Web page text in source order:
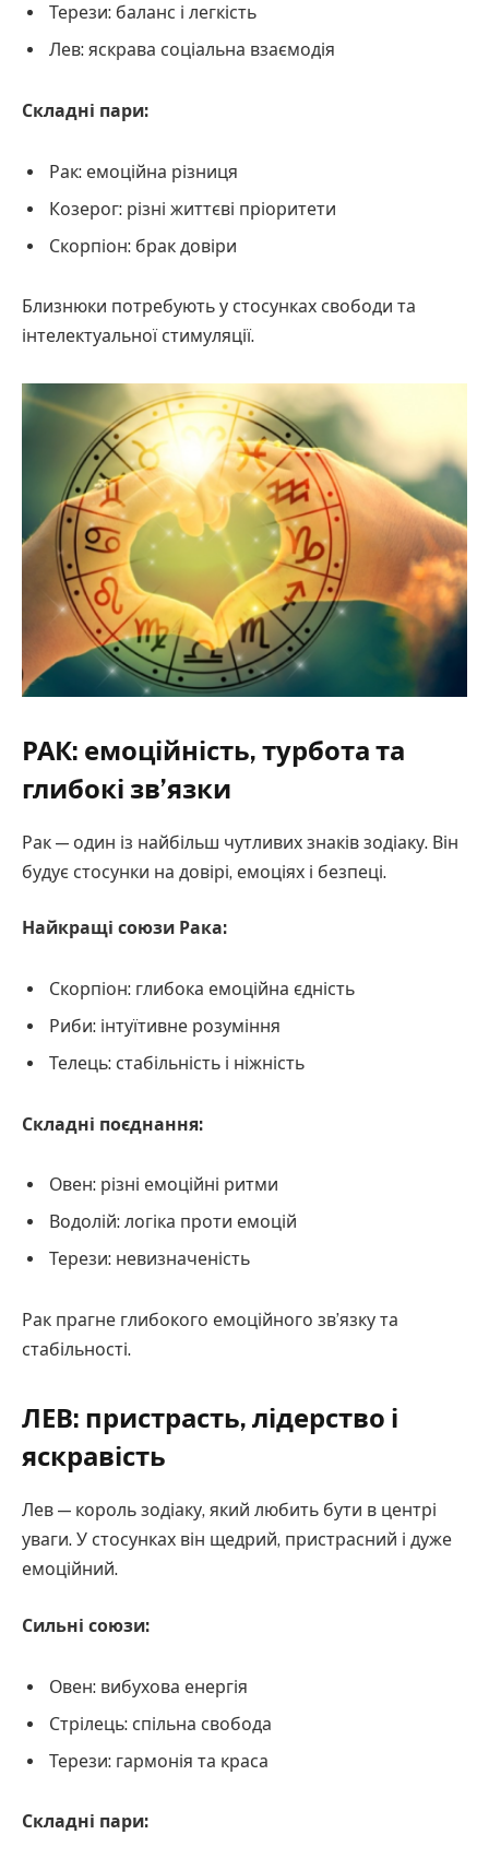
Терези: баланс і легкість
Лев: яскрава соціальна взаємодія
Складні пари:
Рак: емоційна різниця
Козерог: різні життєві пріоритети
Скорпіон: брак довіри
Близнюки потребують у стосунках свободи та
інтелектуальної стимуляції.
РАК: емоційність, турбота та
глибокі зв’язки
Рак — один із найбільш чутливих знаків зодіаку. Він
будує стосунки на довірі, емоціях і безпеці.
Найкращі союзи Рака:
Скорпіон: глибока емоційна єдність
Риби: інтуїтивне розуміння
Телець: стабільність і ніжність
Складні поєднання:
Овен: різні емоційні ритми
Водолій: логіка проти емоцій
Терези: невизначеність
Рак прагне глибокого емоційного зв’язку та
стабільності.
ЛЕВ: пристрасть, лідерство і
яскравість
Лев — король зодіаку, який любить бути в центрі
уваги. У стосунках він щедрий, пристрасний і дуже
емоційний.
Сильні союзи:
Овен: вибухова енергія
Стрілець: спільна свобода
Терези: гармонія та краса
Складні пари: